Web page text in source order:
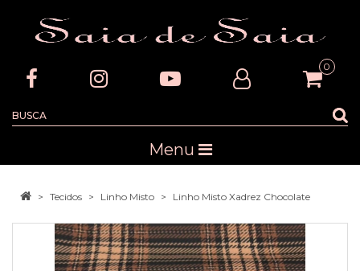
0
Menu
Tecidos Linho Misto Linho Misto Xadrez Chocolate